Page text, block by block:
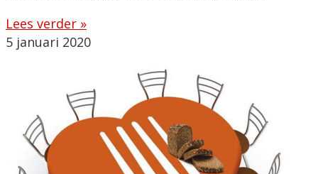
Lees verder »
5 januari 2020